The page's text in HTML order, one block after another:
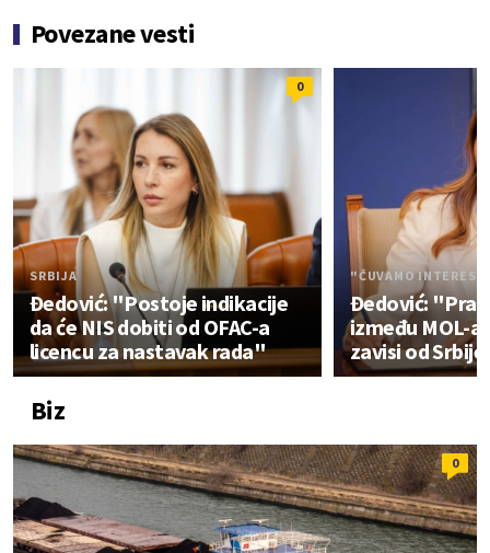
Povezane vesti
0
SRBIJA
Đedović: "Postoje indikacije
da će NIS dobiti od OFAC-a
licencu za nastavak rada"
"ČUVAMO
Đedović:
između MOL-a
zavisi od
Biz
0